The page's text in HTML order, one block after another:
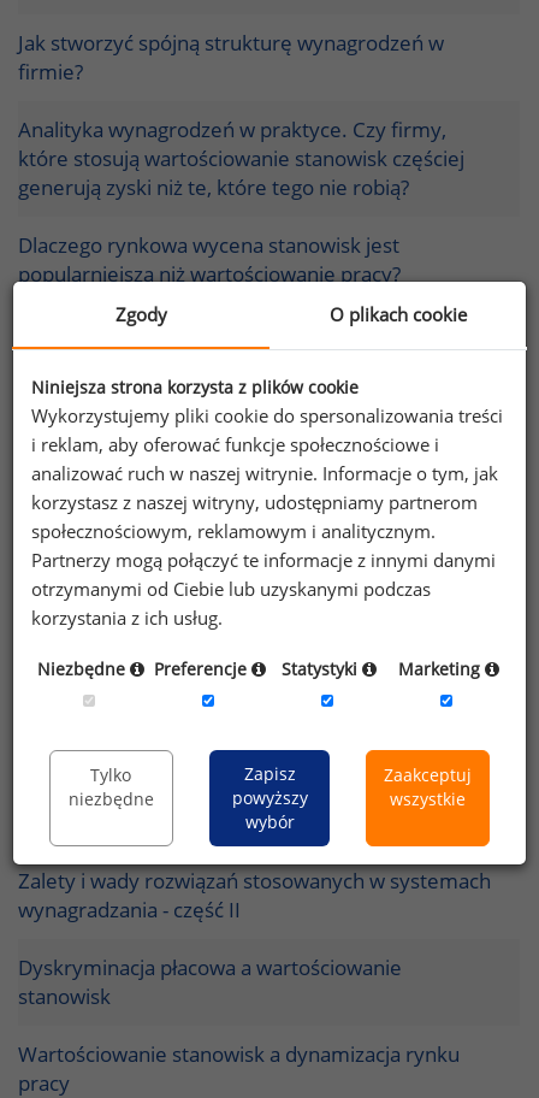
Jak stworzyć spójną strukturę wynagrodzeń w
firmie?
Analityka wynagrodzeń w praktyce. Czy firmy,
które stosują wartościowanie stanowisk częściej
generują zyski niż te, które tego nie robią?
Dlaczego rynkowa wycena stanowisk jest
popularniejsza niż wartościowanie pracy?
Jak przygotować firmę do wartościowania
Błędy przy wartościowaniu stanowisk pracy
Analiza regresji w wartościowaniu stanowisk pracy
Wartościowanie stanowisk wolne od dyskryminacji
płciowej
Jak znaleźć odpowiedź na pytanie ile należy płacić
Wynagradzanie a pomiar pracy. Zdefiniowanie
Wartościowanie pracy oraz ocena pracowników w
polskich przedsiębiorstwach. Wyniki badań
Zalety i wady rozwiązań stosowanych w systemach
wynagradzania - część II
Dyskryminacja płacowa a wartościowanie
stanowisk
Wartościowanie stanowisk a dynamizacja rynku
pracy
Zgody O plikach cookie
Niniejsza strona korzysta z plików cookie
Wykorzystujemy pliki cookie do spersonalizowania treści
i reklam, aby oferować funkcje społecznościowe i
analizować ruch w naszej witrynie. Informacje o tym, jak
korzystasz z naszej witryny, udostępniamy partnerom
społecznościowym, reklamowym i analitycznym.
Partnerzy mogą połączyć te informacje z innymi danymi
otrzymanymi od Ciebie lub uzyskanymi podczas
korzystania z ich usług.
Niezbędne Preferencje Statystyki Marketing
Tylko
niezbędne
Zapisz
powyższy
wybór
Zaakceptuj
wszystkie